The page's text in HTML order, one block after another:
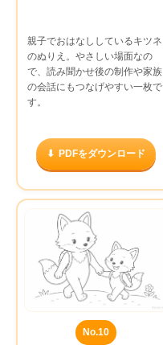
親子でおはなししているキツネ
のぬりえ。やさしい場面なの
で、読み聞かせ後の制作や家族
の会話にもつなげやすい一枚で
す。
PDFをダウンロード
No.10